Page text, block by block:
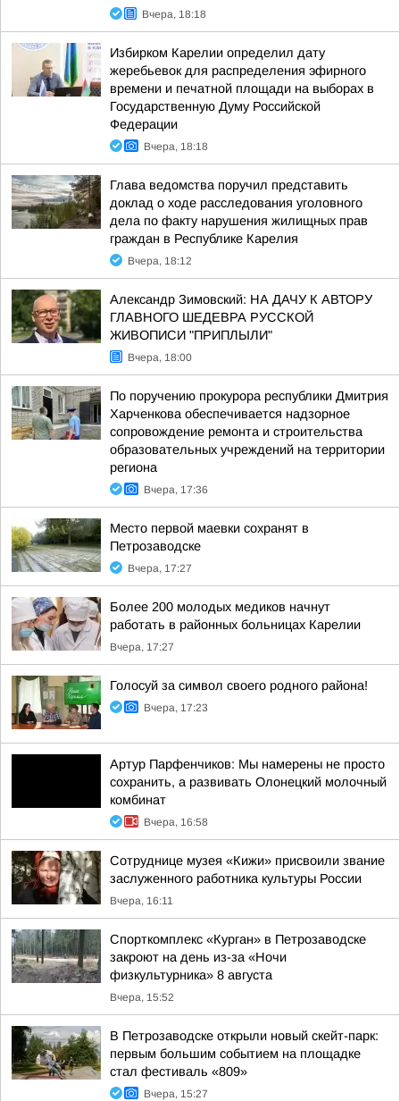
Вчера, 18:18
Избирком Карелии определил дату
жеребьевок для распределения эфирного
времени и печатной площади на выборах в
Государственную Думу Российской
Федерации
Вчера, 18:18
Глава ведомства поручил представить
доклад о ходе расследования уголовного
дела по факту нарушения жилищных прав
граждан в Республике Карелия
Вчера, 18:12
Александр Зимовский: НА ДАЧУ К АВТОРУ
ГЛАВНОГО ШЕДЕВРА РУССКОЙ
ЖИВОПИСИ "ПРИПЛЫЛИ"
Вчера, 18:00
По поручению прокурора республики Дмитрия
Харченкова обеспечивается надзорное
сопровождение ремонта и строительства
образовательных учреждений на территории
региона
Вчера, 17:36
Место первой маевки сохранят в
Петрозаводске
Вчера, 17:27
Более 200 молодых медиков начнут
работать в районных больницах Карелии
Вчера, 17:27
Голосуй за символ своего родного района!
Вчера, 17:23
Артур Парфенчиков: Мы намерены не просто
сохранить, а развивать Олонецкий молочный
комбинат
Вчера, 16:58
Сотруднице музея «Кижи» присвоили звание
заслуженного работника культуры России
Вчера, 16:11
Спорткомплекс «Курган» в Петрозаводске
закроют на день из-за «Ночи
физкультурника» 8 августа
Вчера, 15:52
В Петрозаводске открыли новый скейт-парк:
первым большим событием на площадке
стал фестиваль «809»
Вчера, 15:27